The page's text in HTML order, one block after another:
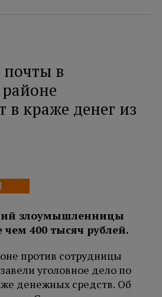
в
в краже денег из
злоумышленницы
400 тысяч рублей.
против сотрудницы
уголовное дело по
денежных средств. Об